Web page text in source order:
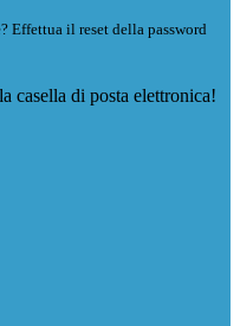
Effettua il reset della password
casella di posta elettronica!